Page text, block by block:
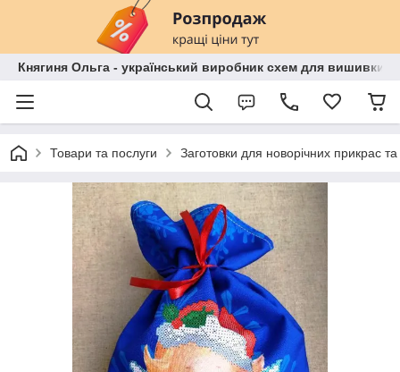
Княгиня Ольга - український виробник схем для вишивки
Товари та послуги Заготовки для новорічних прикрас